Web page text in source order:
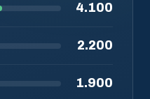
4.100
2.200
1.900